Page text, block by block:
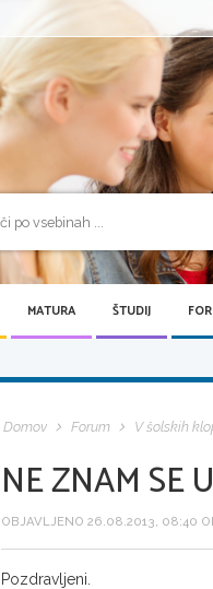
MATURA ŠTUDIJ
Domov Forum V šolskih
NE ZNAM SE
OBJAVLJENO 26.08.2013, 08:40
Pozdravljeni.